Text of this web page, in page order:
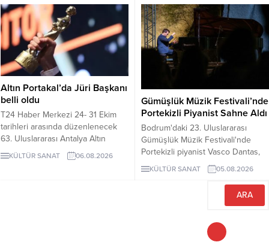
kurulan ünlü piyano atölyesi
Steingraeber ile tanınan klasik
müzik merkezi Bayreuth da
başladı.
Altın Portakal’da Jüri Başkanı
belli oldu
T24 Haber Merkezi 24- 31 Ekim
tarihleri arasında düzenlenecek
63. Uluslararası Antalya Altın
Portakal Film Festivali'nin Jüri
Başkanı, yönetmen Derviş Zaim
KÜLTÜR SANAT 06.08.2026
Gümüşlük Müzik Festivali’nde
Portekizli Piyanist Sahne Aldı
Bodrum'daki 23. Uluslararası
Gümüşlük Müzik Festivali'nde
Portekizli piyanist Vasco Dantas,
Antik Taş Ocağı'nda Fado ezgileri
ve kendi besteleriyle konser
verdi. Festival, 6 ve 8 Ağustos'ta
diğer piyanistlerle devam edecek.
KÜLTÜR SANAT 05.08.2026